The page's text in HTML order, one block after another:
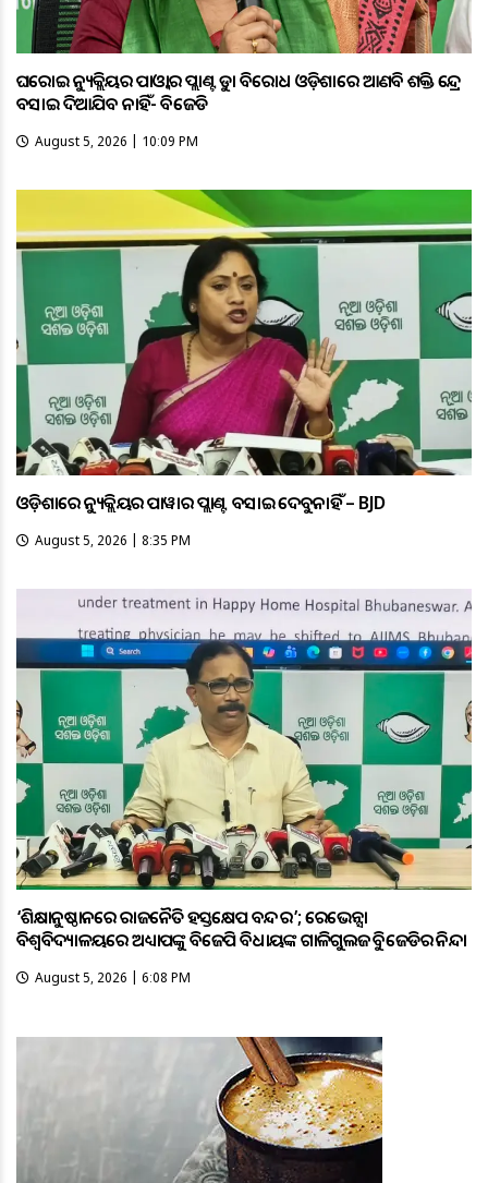
ଘରୋଇ ନ୍ୟୁକ୍ଲିୟର ପାଓ୍ବାର ପ୍ଲାଣ୍ଟକୁ କଡ଼ା ବିରୋଧ ଓଡ଼ିଶାରେ ଆଣବିକ ଶକ୍ତି କେନ୍ଦ୍ର
ବସାଇ ଦିଆଯିବ ନାହିଁ- ବିଜେଡି
August 5, 2026 | 10:09 PM
ଓଡ଼ିଶାରେ ନ୍ୟୁକ୍ଲିୟର ପାୱାର ପ୍ଲାଣ୍ଟ ବସାଇ ଦେବୁନାହିଁ – BJD
August 5, 2026 | 8:35 PM
‘ଶିକ୍ଷାନୁଷ୍ଠାନରେ ରାଜନୈତିକ ହସ୍ତକ୍ଷେପ ବନ୍ଦ କର’; ରେଭେନ୍ସା
ବିଶ୍ୱବିଦ୍ୟାଳୟରେ ଅଧ୍ୟାପକଙ୍କୁ ବିଜେପି ବିଧାୟକଙ୍କ ଗାଳିଗୁଲଜକୁ ବିଜେଡିର ନିନ୍ଦା
August 5, 2026 | 6:08 PM